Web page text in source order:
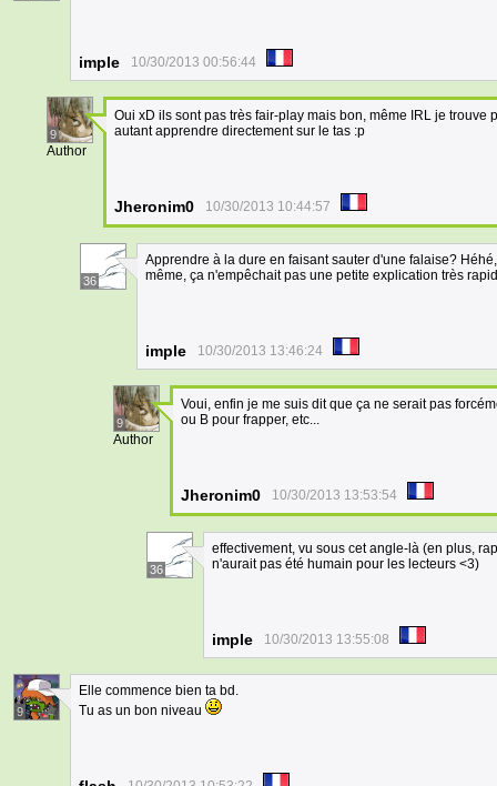
imple 10/30/2013 00:56:44
9
Author
Oui xD ils sont pas très fair-play mais bon, même IRL je
autant apprendre directement sur le tas :p
Jheronim0 10/30/2013 10:44:57
36
Apprendre à la dure en faisant sauter d'une falaise?
même, ça n'empêchait pas une petite explication très
imple 10/30/2013 13:46:24
9
Author
Voui, enfin je me suis dit que ça ne serait pas
ou B pour frapper, etc...
Jheronim0 10/30/2013 13:53:54
36
effectivement, vu sous cet angle-là (en plus,
n'aurait pas été humain pour les lecteurs <3)
imple 10/30/2013 13:55:08
9
Elle commence bien ta bd.
Tu as un bon niveau